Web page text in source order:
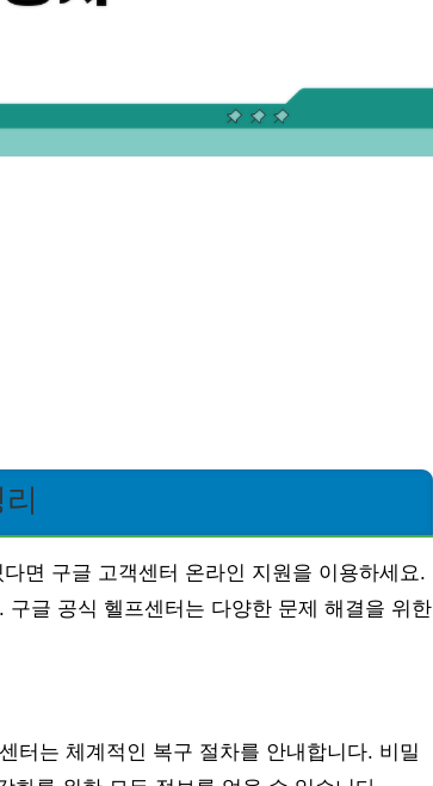
면 구글 고객센터 온라인 지원을 이용하세요.
글 공식 헬프센터는 다양한 문제 해결을 위한
터는 체계적인 복구 절차를 안내합니다. 비밀